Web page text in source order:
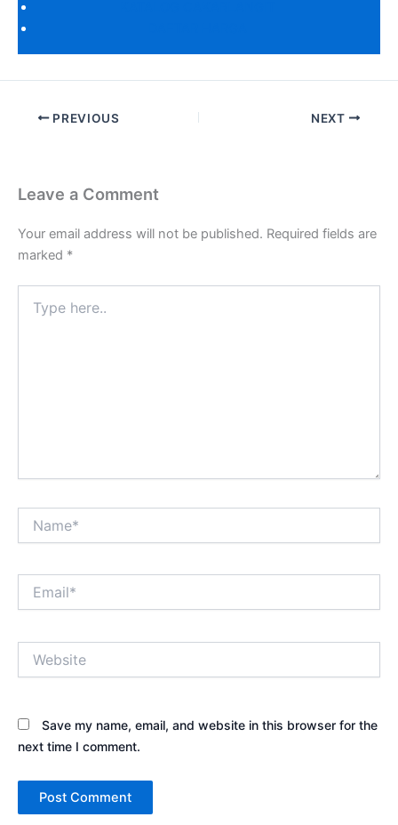
PREVIOUS NEXT
Leave a Comment
Your email address will not be published. Required fields are
marked *
here..
Save my name, email, and website in this browser for the
next time I comment.